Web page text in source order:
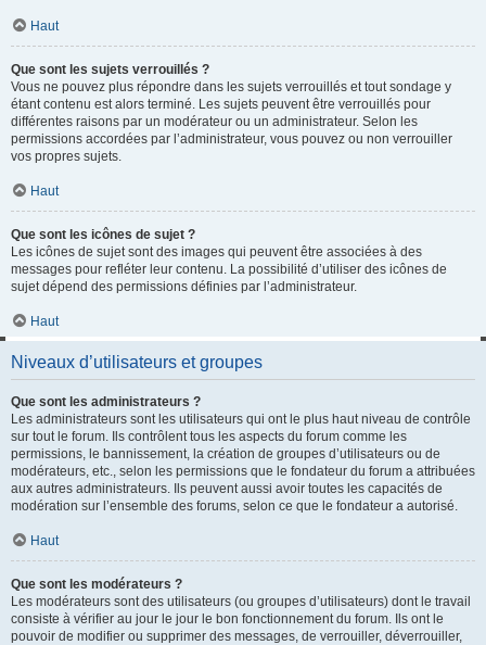
Haut
Que sont les sujets verrouillés ?
Vous ne pouvez plus répondre dans les sujets verrouillés et tout sondage y
étant contenu est alors terminé. Les sujets peuvent être verrouillés pour
différentes raisons par un modérateur ou un administrateur. Selon les
permissions accordées par l’administrateur, vous pouvez ou non verrouiller
vos propres sujets.
Haut
Que sont les icônes de sujet ?
Les icônes de sujet sont des images qui peuvent être associées à des
messages pour refléter leur contenu. La possibilité d’utiliser des icônes de
sujet dépend des permissions définies par l’administrateur.
Haut
Niveaux d’utilisateurs et groupes
Que sont les administrateurs ?
Les administrateurs sont les utilisateurs qui ont le plus haut niveau de contrôle
sur tout le forum. Ils contrôlent tous les aspects du forum comme les
permissions, le bannissement, la création de groupes d’utilisateurs ou de
modérateurs, etc., selon les permissions que le fondateur du forum a attribuées
aux autres administrateurs. Ils peuvent aussi avoir toutes les capacités de
modération sur l’ensemble des forums, selon ce que le fondateur a autorisé.
Haut
Que sont les modérateurs ?
Les modérateurs sont des utilisateurs (ou groupes d’utilisateurs) dont le travail
consiste à vérifier au jour le jour le bon fonctionnement du forum. Ils ont le
pouvoir de modifier ou supprimer des messages, de verrouiller, déverrouiller,